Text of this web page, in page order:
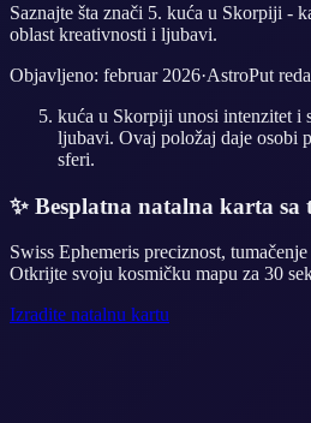
Saznajte šta znači 5. kuća u Skorpiji -
oblast kreativnosti i ljubavi.
Objavljeno: februar 2026·AstroPut
kuća u Skorpiji unosi intenzitet i
ljubavi. Ovaj položaj daje osobi
sferi.
✨ Besplatna natalna karta sa
Swiss Ephemeris preciznost,
Otkrijte svoju kosmičku mapu za 30
Izradite natalnu kartu